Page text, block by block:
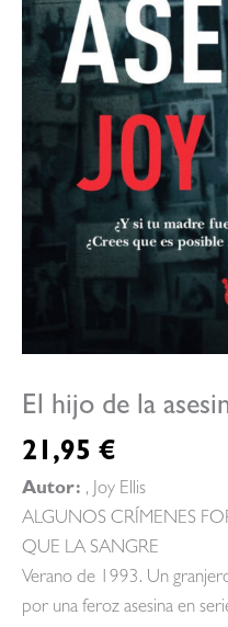
El hijo de la
21,95 €
Autor: , Joy Ellis
ALGUNOS CRÍMENES
QUE LA SANGRE
Verano de 1993. Un
por una feroz asesina en